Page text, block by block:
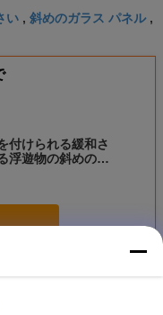
い , 斜めのガラス パネル,
付けられる緩和さ
浮遊物の斜めのガ